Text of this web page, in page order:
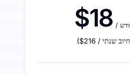
$18
($216 חיוב שנתי